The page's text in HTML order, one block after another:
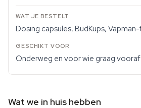
Dosing capsules, BudKups,
Onderweg en voor wie graag
Wat we in huis hebben